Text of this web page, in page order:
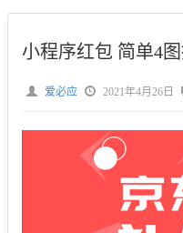
小程序红包 简单4
爱必应 2021年4月26日